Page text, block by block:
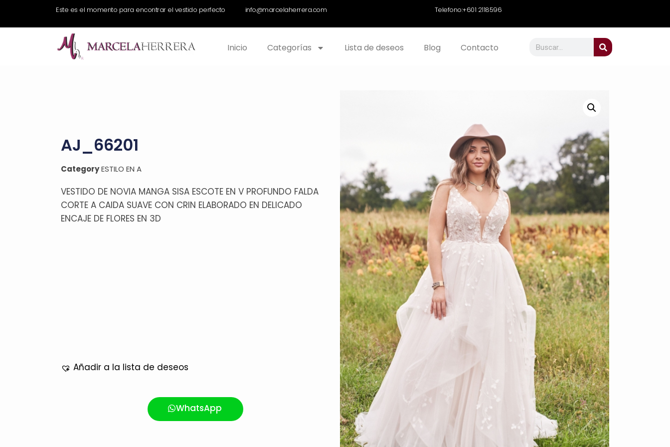
Este es el momento para encontrar el vestido perfecto info@marcelaherrera.com Telefono:+601 2118596
Inicio Categorías Lista de deseos Blog Contacto
AJ_66201
CategoryESTILO EN A
VESTIDO DE NOVIA MANGA SISA ESCOTE EN V PROFUNDO FALDA
CORTE A CAIDA SUAVE CON CRIN ELABORADO EN DELICADO
ENCAJE DE FLORES EN 3D
Añadir a la lista de deseos
WhatsApp